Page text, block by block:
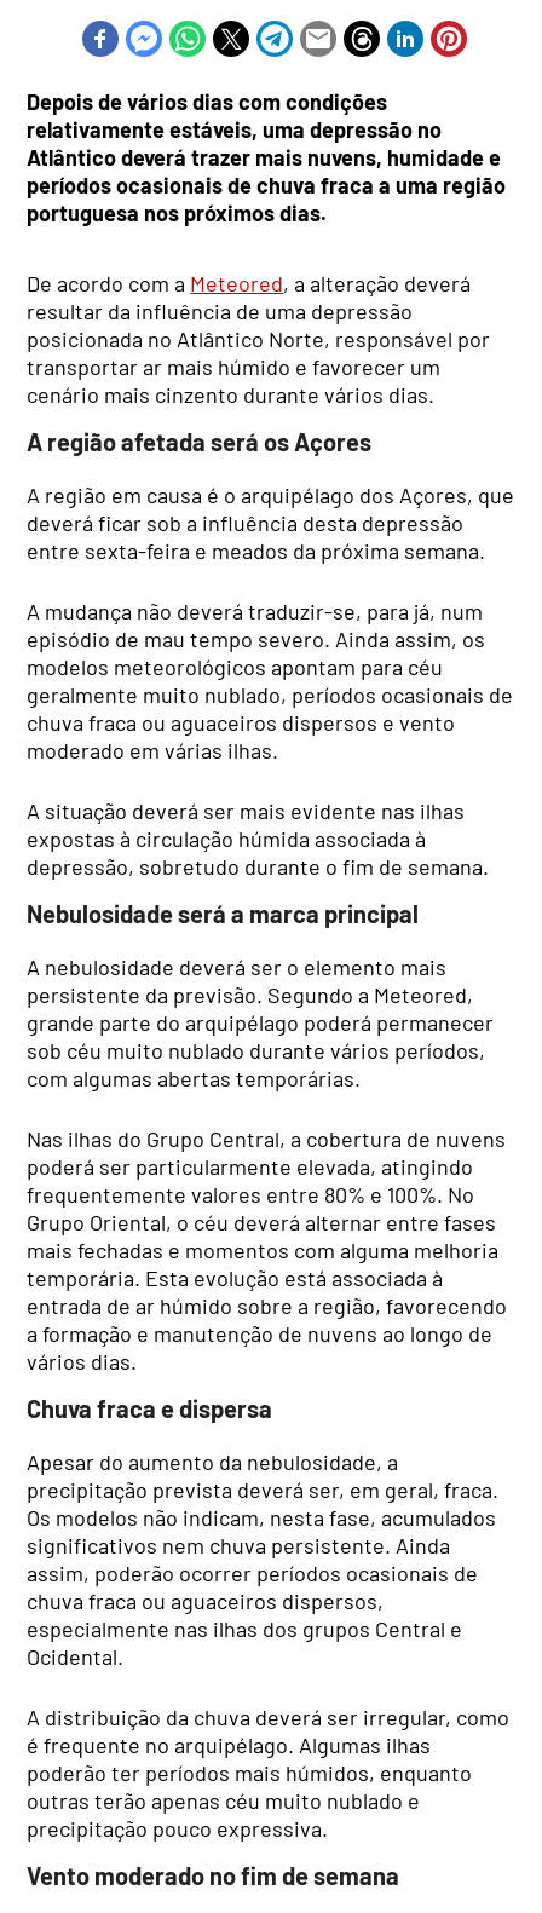
Depois de vários dias com condições
relativamente estáveis, uma depressão no
Atlântico deverá trazer mais nuvens, humidade e
períodos ocasionais de chuva fraca a uma região
portuguesa nos próximos dias.
De acordo com a Meteored, a alteração deverá
resultar da influência de uma depressão
posicionada no Atlântico Norte, responsável por
transportar ar mais húmido e favorecer um
cenário mais cinzento durante vários dias.
A região afetada será os Açores
A região em causa é o arquipélago dos Açores, que
deverá ficar sob a influência desta depressão
entre sexta-feira e meados da próxima semana.
A mudança não deverá traduzir-se, para já, num
episódio de mau tempo severo. Ainda assim, os
modelos meteorológicos apontam para céu
geralmente muito nublado, períodos ocasionais de
chuva fraca ou aguaceiros dispersos e vento
moderado em várias ilhas.
A situação deverá ser mais evidente nas ilhas
expostas à circulação húmida associada à
depressão, sobretudo durante o fim de semana.
Nebulosidade será a marca principal
A nebulosidade deverá ser o elemento mais
persistente da previsão. Segundo a Meteored,
grande parte do arquipélago poderá permanecer
sob céu muito nublado durante vários períodos,
com algumas abertas temporárias.
Nas ilhas do Grupo Central, a cobertura de nuvens
poderá ser particularmente elevada, atingindo
frequentemente valores entre 80% e 100%. No
Grupo Oriental, o céu deverá alternar entre fases
mais fechadas e momentos com alguma melhoria
temporária. Esta evolução está associada à
entrada de ar húmido sobre a região, favorecendo
a formação e manutenção de nuvens ao longo de
vários dias.
Chuva fraca e dispersa
Apesar do aumento da nebulosidade, a
precipitação prevista deverá ser, em geral, fraca.
Os modelos não indicam, nesta fase, acumulados
significativos nem chuva persistente. Ainda
assim, poderão ocorrer períodos ocasionais de
chuva fraca ou aguaceiros dispersos,
especialmente nas ilhas dos grupos Central e
Ocidental.
A distribuição da chuva deverá ser irregular, como
é frequente no arquipélago. Algumas ilhas
poderão ter períodos mais húmidos, enquanto
outras terão apenas céu muito nublado e
precipitação pouco expressiva.
Vento moderado no fim de semana